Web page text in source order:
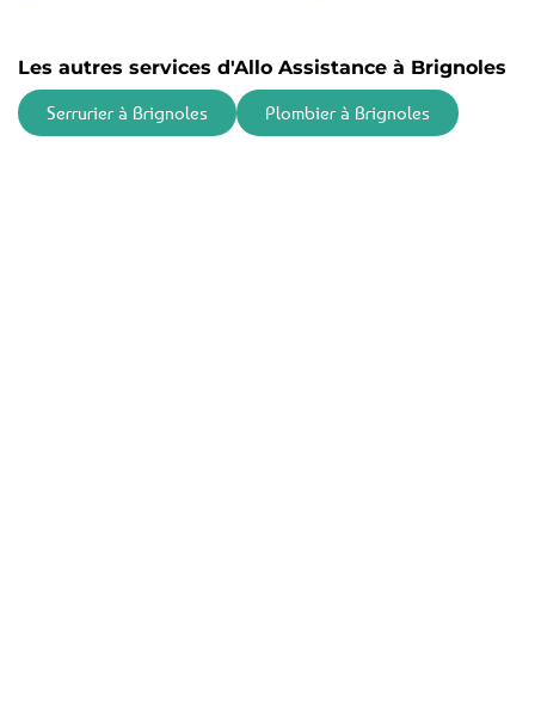
Les autres services d'Allo Assistance à Brignoles
Serrurier à Brignoles Plombier à Brignoles